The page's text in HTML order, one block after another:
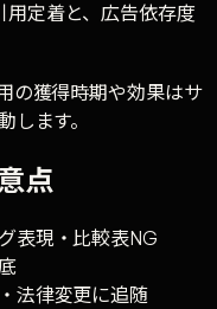
用定着と、広告依存度
の獲得時期や効果はサ
ます。
点
表現・比較表NG
法律変更に追随